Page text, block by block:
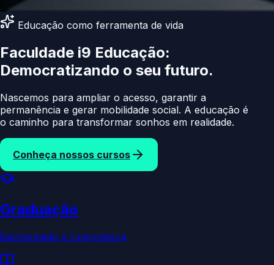
Educação como ferramenta de vida
Faculdade i9 Educação:
Democratizando o se
Nascemos para ampliar o acesso, garantir a
permanência e gerar mobilidade social. A educação é
o caminho para transformar sonhos em realidade.
Conheça nossos cursos
Graduação
Bacharelado e Licenciatura